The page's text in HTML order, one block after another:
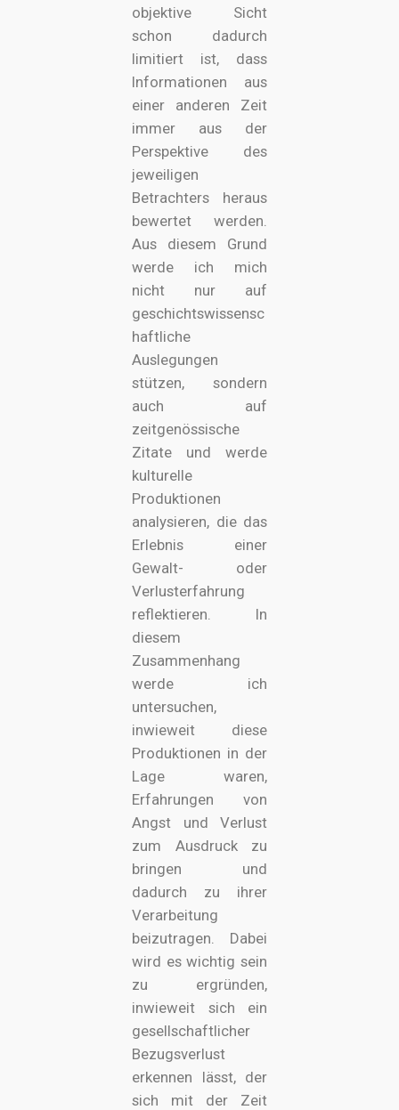
objektive Sicht
schon dadurch
limitiert ist, dass
Informationen aus
einer anderen Zeit
immer aus der
Perspektive des
jeweiligen
Betrachters heraus
bewertet werden.
Aus diesem Grund
werde ich mich
nicht nur auf
geschichtswissensc
haftliche
Auslegungen
stützen, sondern
auch auf
zeitgenössische
Zitate und werde
kulturelle
Produktionen
analysieren, die das
Erlebnis einer
Gewalt- oder
Verlusterfahrung
reflektieren. In
diesem
Zusammenhang
werde ich
untersuchen,
inwieweit diese
Produktionen in der
Lage waren,
Erfahrungen von
Angst und Verlust
zum Ausdruck zu
bringen und
dadurch zu ihrer
Verarbeitung
beizutragen. Dabei
wird es wichtig sein
zu ergründen,
inwieweit sich ein
gesellschaftlicher
Bezugsverlust
erkennen lässt, der
sich mit der Zeit